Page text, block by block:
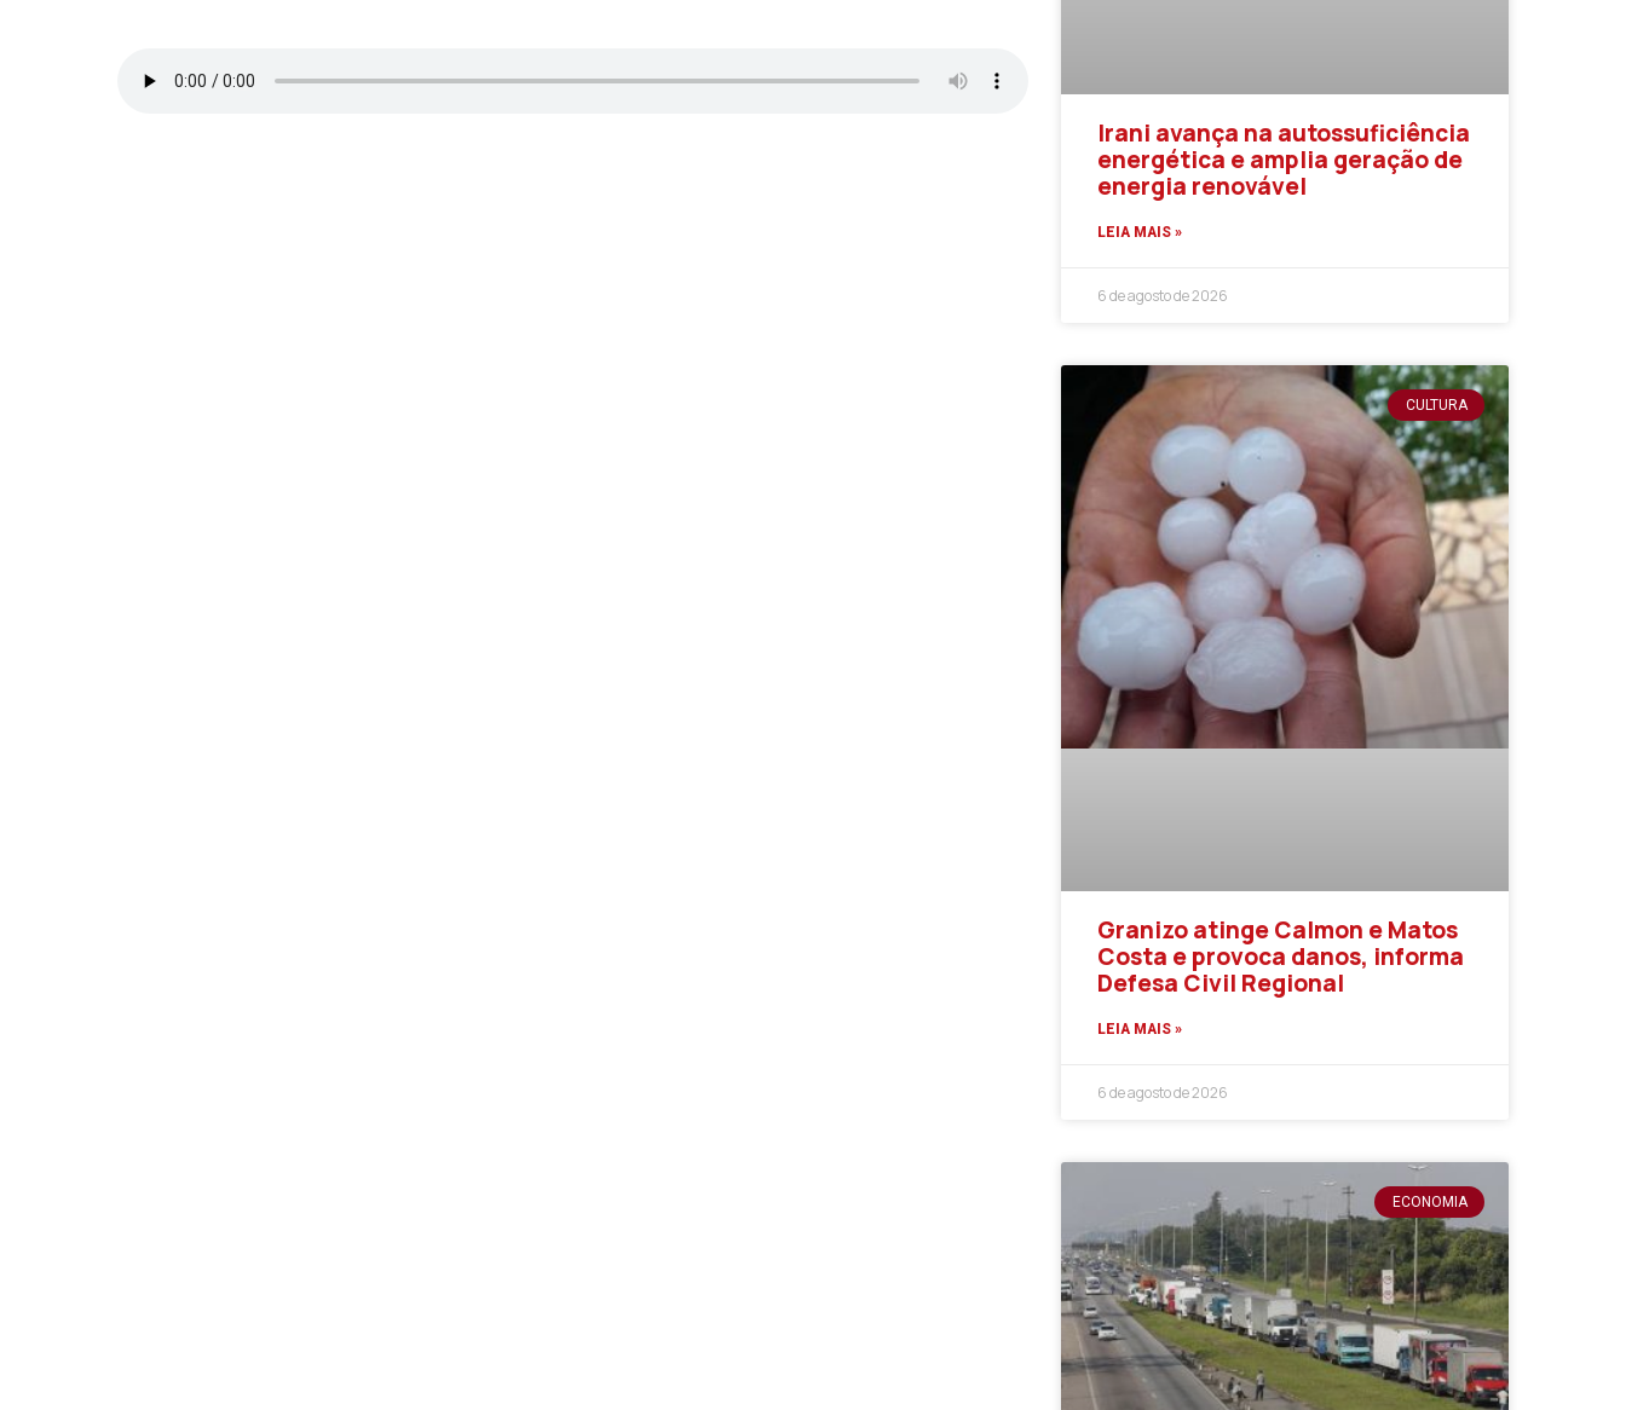
Irani avança na autossuficiência
energética e amplia geração de
energia renovável
LEIA MAIS »
6 de agosto de 2026
CULTURA
Granizo atinge Calmon e Matos
Costa e provoca danos, informa
Defesa Civil Regional
LEIA MAIS »
6 de agosto de 2026
ECONOMIA